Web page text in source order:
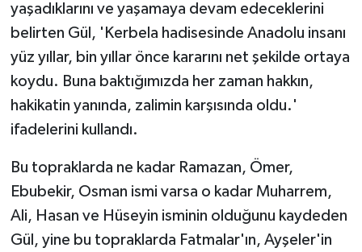
yaşadıklarını ve yaşamaya devam edeceklerini
belirten Gül, 'Kerbela hadisesinde Anadolu insanı
yüz yıllar, bin yıllar önce kararını net şekilde ortaya
koydu. Buna baktığımızda her zaman hakkın,
hakikatin yanında, zalimin karşısında oldu.'
ifadelerini kullandı.
Bu topraklarda ne kadar Ramazan, Ömer,
Ebubekir, Osman ismi varsa o kadar Muharrem,
Ali, Hasan ve Hüseyin isminin olduğunu kaydeden
Gül, yine bu topraklarda Fatmalar'ın, Ayşeler'in